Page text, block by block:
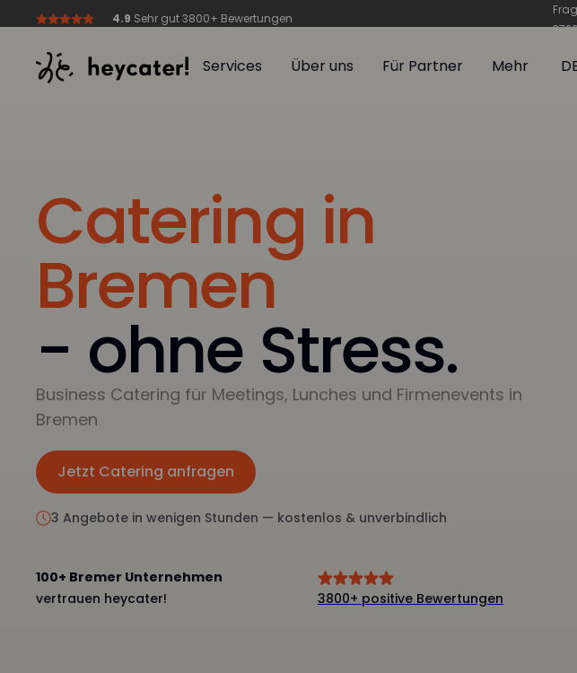
4.9 Sehr gut 3800+ Bewertungen
Services
Über uns
Für Partner
Mehr
Catering in
Bremen
- ohne Stress.
Business Catering für Meetings, Lunches und Firmenevents in
Bremen
Jetzt Catering anfragen
Jetzt anfragen
3 Angebote in wenigen Stunden — kostenlos & unverbindlich
100+ Bremer Unternehmen
vertrauen heycater!
3800+ positive Bewertungen